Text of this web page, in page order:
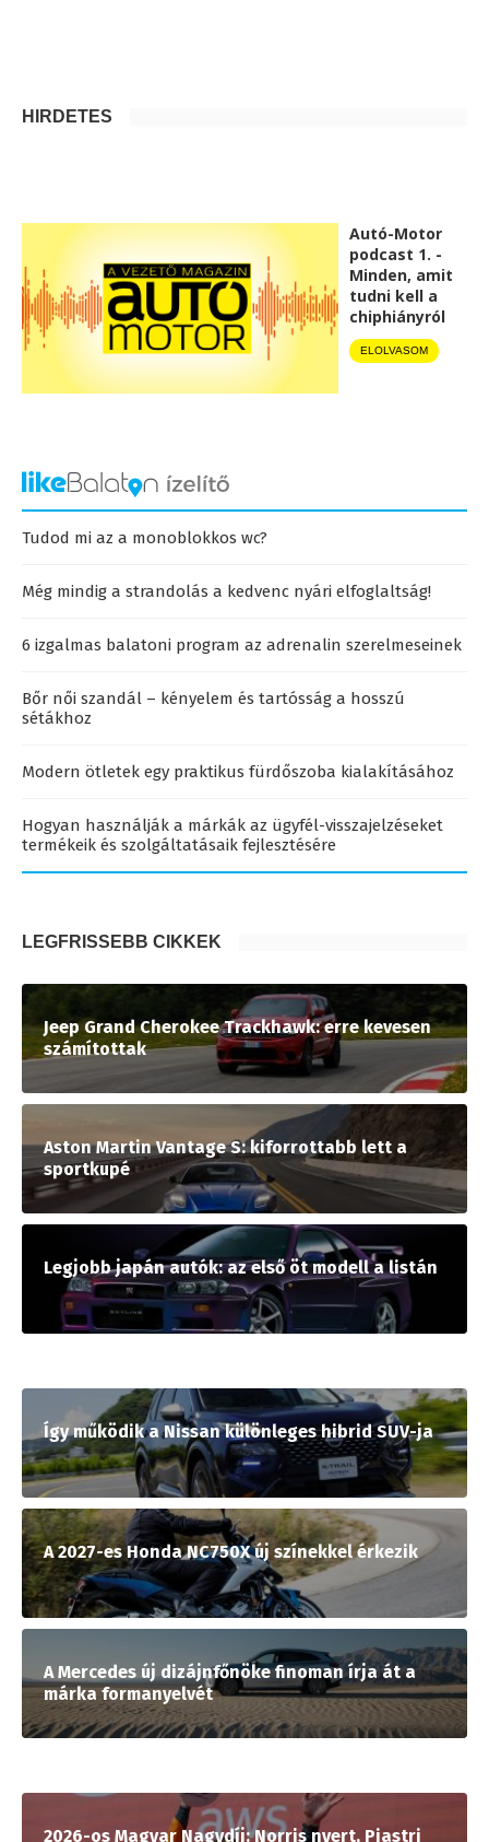
HIRDETÉS
Autó-Motor
podcast 1. -
Minden, amit
tudni kell a
chiphiányról
ELOLVASOM
Tudod mi az a monoblokkos wc?
Még mindig a strandolás a kedvenc nyári elfoglaltság!
6 izgalmas balatoni program az adrenalin szerelmeseinek
Bőr női szandál – kényelem és tartósság a hosszú
sétákhoz
Modern ötletek egy praktikus fürdőszoba kialakításához
Hogyan használják a márkák az ügyfél-visszajelzéseket
termékeik és szolgáltatásaik fejlesztésére
LEGFRISSEBB CIKKEK
Jeep Grand Cherokee Trackhawk: erre kevesen
számítottak
Aston Martin Vantage S: kiforrottabb lett a
sportkupé
Legjobb japán autók: az első öt modell a listán
Így működik a Nissan különleges hibrid SUV-ja
A 2027-es Honda NC750X új színekkel érkezik
A Mercedes új dizájnfőnöke finoman írja át a
márka formanyelvét
2026-os Magyar Nagydíj: Norris nyert, Piastri